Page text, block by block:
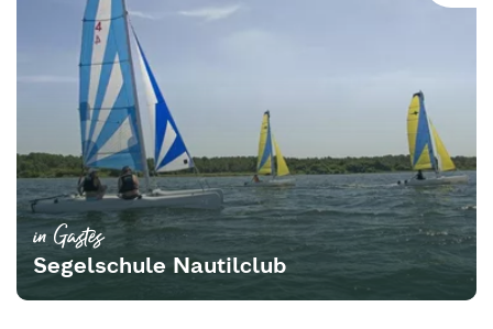
in Gastes
Segelschule Nautilclub